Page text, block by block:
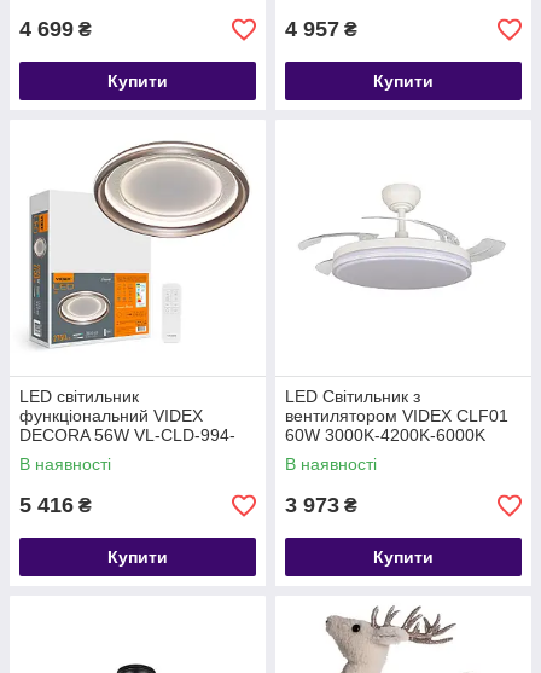
4 699 ₴
Купити
4 957 ₴
Купити
LED світильник
функціональний VIDEX
DECORA 56W VL-CLD-994-
BZ
В наявності
5 416 ₴
Купити
LED Світильник з
вентилятором VIDEX CLF01
60W 3000K-4200K-6000K
White
В наявності
3 973 ₴
Купити